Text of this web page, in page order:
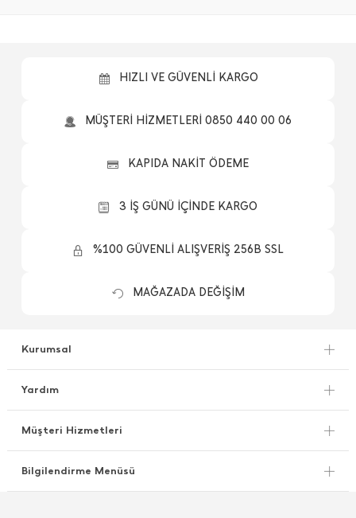
HIZLI VE GÜVENLİ KARGO
MÜŞTERİ HİZMETLERİ 0850 440 00 06
KAPIDA NAKİT ÖDEME
3 İŞ GÜNÜ İÇİNDE KARGO
%100 GÜVENLİ ALIŞVERİŞ 256B SSL
MAĞAZADA DEĞİŞİM
Kurumsal
Yardım
Müşteri Hizmetleri
Bilgilendirme Menüsü